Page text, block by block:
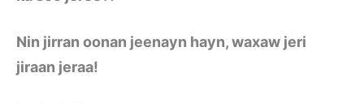
Nin jirran oonan jeenayn hayn, waxaw jeri
jiraan jeraa!